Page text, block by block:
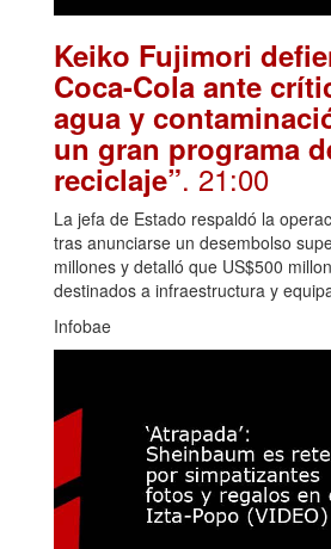
Keiko Fujimori
Coca-Cola ante
agua y
un gran programa
reciclaje”. 21:00
La jefa de Estado respaldó la
tras anunciarse un desembolso
millones y detalló que US$500
destinados a infraestructura y
Infobae